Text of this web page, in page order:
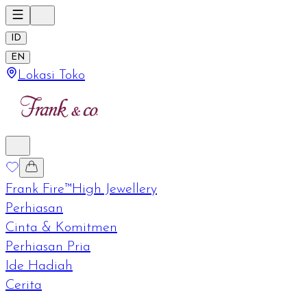
ID
EN
Lokasi Toko
Frank Fire™High Jewellery
Perhiasan
Cinta & Komitmen
Perhiasan Pria
Ide Hadiah
Cerita